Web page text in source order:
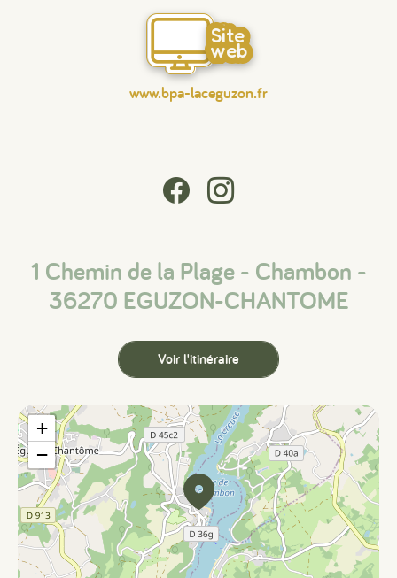
Site
web
www.bpa-laceguzon.fr
1 Chemin de la Plage - Chambon -
36270 EGUZON-CHANTOME
Voir l'itinéraire
+
−